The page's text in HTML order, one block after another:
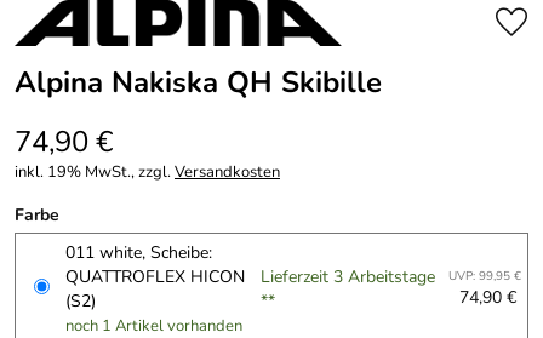
Alpina Nakiska QH Skibille
74,90 €
inkl. 19% MwSt., zzgl.Versandkosten
Farbe
011 white, Scheibe:
QUATTROFLEX HICON
(S2)
noch 1 Artikel vorhanden
Lieferzeit 3 Arbeitstage
**
UVP: 99,95 €
74,90 €